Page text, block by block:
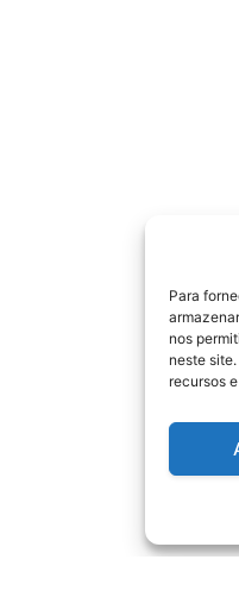
Para
nos
neste
recursos